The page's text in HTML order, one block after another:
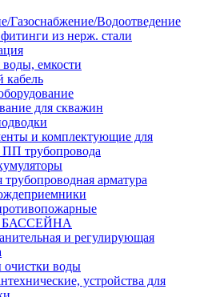
Газоснабжение/Водоотведение
из нерж. стали
воды, емкости
для скважин
и комплектующие для
трубопровода
трубопроводная арматура
БАССЕЙНА
и регулирующая
воды
устройства для